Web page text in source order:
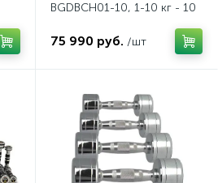
BGDBCH01-10, 1-10 кг - 10
75 990 руб. /шт